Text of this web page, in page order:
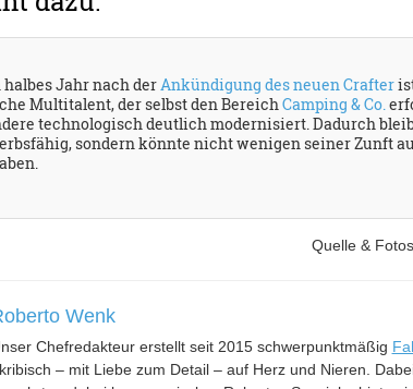
halbes Jahr nach der Ankündigung des neuen Crafter
Multitalent, der selbst den Bereich Camping & Co.
technologisch deutlich modernisiert. Dadurch
sondern könnte nicht wenigen seiner Zunft
Quelle &
Wenk
Chefredakteur erstellt seit 2015 schwerpunktmäßig
– mit Liebe zum Detail – auf Herz und Nieren.